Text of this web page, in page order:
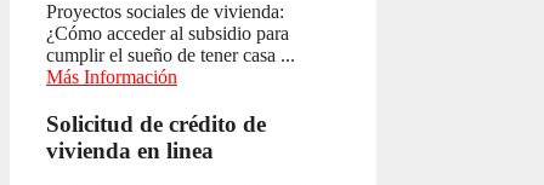
Proyectos sociales de vivienda:
¿Cómo acceder al subsidio para
cumplir el sueño de tener casa ...
Más Información
Solicitud de crédito de
vivienda en linea